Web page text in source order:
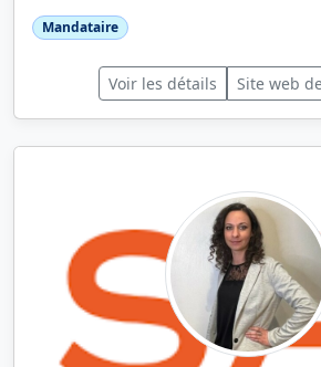
Mandataire
Voir les détails Site web